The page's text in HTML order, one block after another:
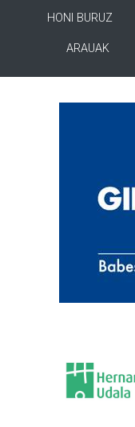
HONI BURUZ
ARAUAK